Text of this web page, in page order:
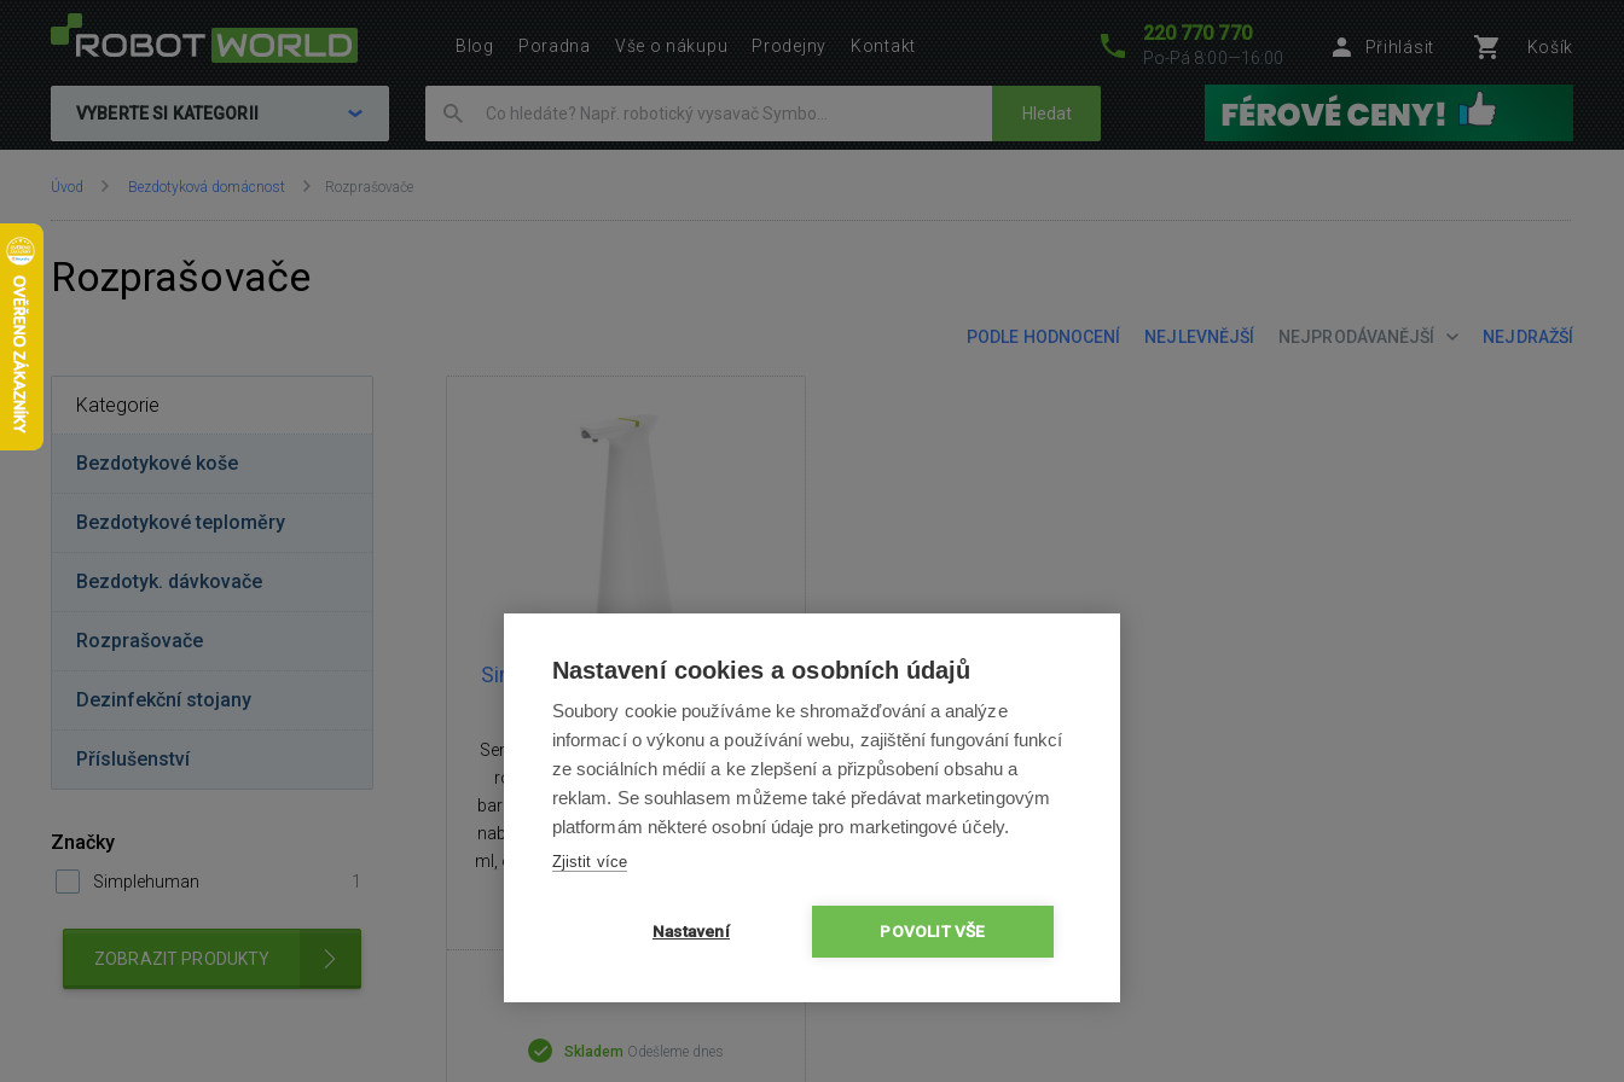
220 770 770
Po-Pá 8:00—16:00
Přihlásit Košík
VYBERTE SI KATEGORII Hledat
Nacházíte
Úvod Bezdotyková domácnost Rozprašovače
Rozprašovače
PODLE HODNOCENÍ NEJLEVNĚJŠÍ NEJPRODÁVANĚJŠÍ NEJDRAŽŠÍ
Simplehuman SENSOR SPRAY
350 ml - bílý plast
Senzorový rozprašovač s nepřetržitým
rozprašováním, tři režimy aplikace,
barevné indikátory obsahu, magnetická
nabíječka, výdrž 3 měsíce, kapacita 350
ml, opakovaně plnitelný, plastový design
Skladem Odešleme dnes
Kategorie
Bezdotykové koše
Bezdotykové teploměry
Bezdotyk. dávkovače
Rozprašovače
Dezinfekční stojany
Příslušenství
Značky
Simplehuman 1
ZOBRAZIT PRODUKTY
Blog Poradna Vše o nákupu Prodejny Kontakt
Nastavení cookies a osobních údajů
Soubory cookie používáme ke shromažďování a analýze
informací o výkonu a používání webu, zajištění fungování funkcí
ze sociálních médií a ke zlepšení a přizpůsobení obsahu a
reklam. Se souhlasem můžeme také předávat marketingovým
platformám některé osobní údaje pro marketingové účely.
Zjistit více
Nastavení POVOLIT VŠE